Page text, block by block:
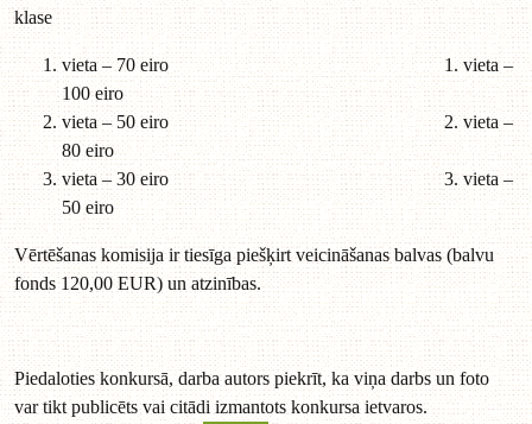
klase
vieta – 70 eiro 1. vieta –
100 eiro
vieta – 50 eiro 2. vieta –
80 eiro
vieta – 30 eiro 3. vieta –
50 eiro
Vērtēšanas komisija ir tiesīga piešķirt veicināšanas balvas (balvu
fonds 120,00 EUR) un atzinības.
Piedaloties konkursā, darba autors piekrīt, ka viņa darbs un foto
var tikt publicēts vai citādi izmantots konkursa ietvaros.